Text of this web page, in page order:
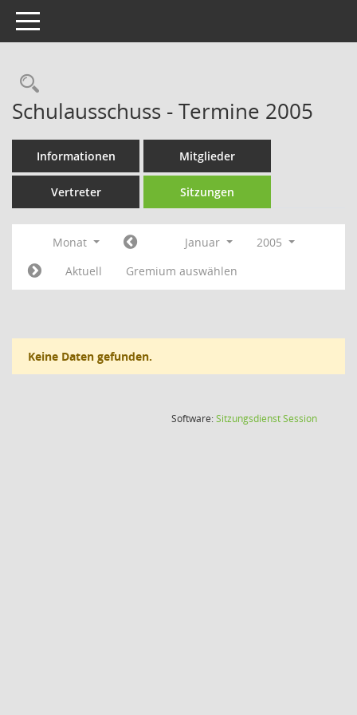
Toggle navigation
Rechercheauswahl
Schulausschuss - Termine 2005
Informationen Mitglieder
Vertreter Sitzungen
Monat Januar
2005
Aktuell
Gremium auswählen
Keine Daten gefunden.
Software:SitzungsdienstSession(Wird in